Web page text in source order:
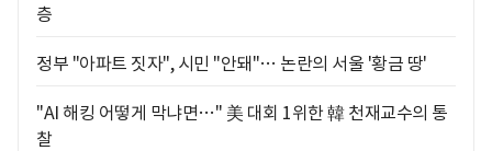
층
정부 "아파트 짓자", 시민 "안돼"… 논란의 서울 '황금 땅'
"AI 해킹 어떻게 막냐면…" 美 대회 1위한 韓 천재교수의 통
찰